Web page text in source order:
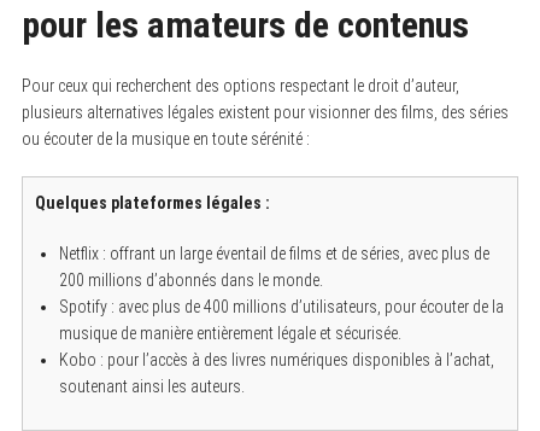
pour les amateurs de contenus
Pour ceux qui recherchent des options respectant le droit d’auteur,
plusieurs alternatives légales existent pour visionner des films, des séries
ou écouter de la musique en toute sérénité :
Quelques plateformes légales :
Netflix : offrant un large éventail de films et de séries, avec plus de
200 millions d’abonnés dans le monde.
Spotify : avec plus de 400 millions d’utilisateurs, pour écouter de la
musique de manière entièrement légale et sécurisée.
Kobo : pour l’accès à des livres numériques disponibles à l’achat,
soutenant ainsi les auteurs.